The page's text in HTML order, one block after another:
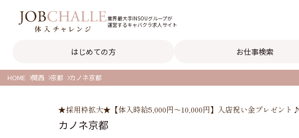
業界最大手INSOUグループが
運営するキャバクラ求人サイト
はじめての方 お仕事検索
HOME 関西 京都 カノネ京都
★採用枠拡大★【体入時給5,000円～10,000円】入店祝い金プレゼント♪
カノネ京都